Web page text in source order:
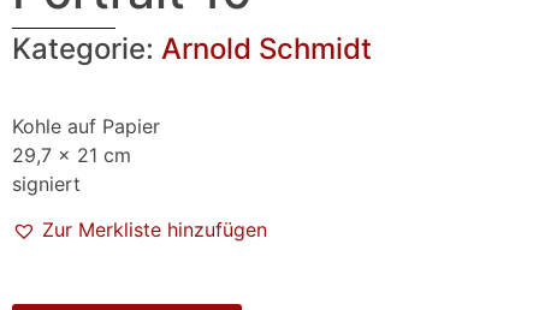
Kategorie: Arnold Schmidt
Kohle auf Papier
29,7 x 21 cm
signiert
Zur Merkliste hinzufügen